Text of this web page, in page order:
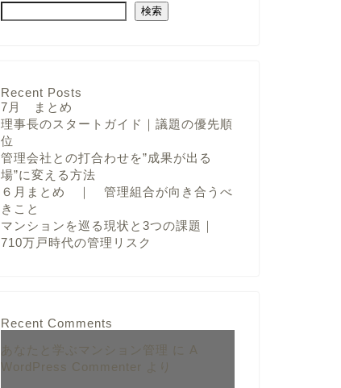
検索
Recent Posts
7月 まとめ
理事長のスタートガイド｜議題の優先順
位
管理会社との打合わせを”成果が出る
場”に変える方法
６月まとめ ｜ 管理組合が向き合うべ
きこと
マンションを巡る現状と3つの課題｜
710万戸時代の管理リスク
Recent Comments
あなたと学ぶマンション管理
に A
WordPress Commenter
より